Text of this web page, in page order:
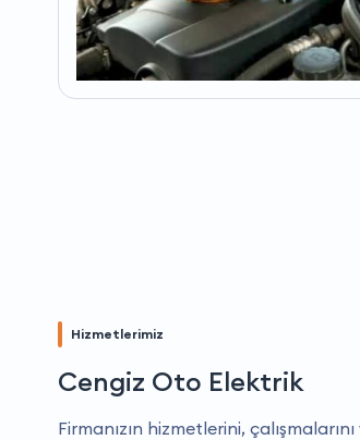
Hizmetlerimiz
Cengiz Oto Elektrik
Firmanızın hizmetlerini,